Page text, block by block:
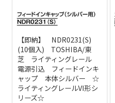
【即納】 NDR0231(S)
(10個入) TOSHIBA/東
芝 ライティングレール
電源引込 フィードインキ
ャップ 本体シルバー ☆
ライティングレールVI形シ
リーズ☆